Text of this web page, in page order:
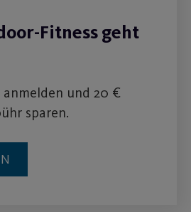
Fitness geht
anmelden und 20 €
sparen.